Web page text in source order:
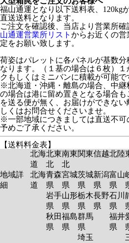
福山通運となり以下送料表、120kg
直送送料となります。
ご注文を確認後、当店より営業所
山通運営業所リスト からお近くの
定をお願い致します。
荷姿はパレットに各パネルが基数
なります。（１基の場合は６枚）
クもしくはミニバンに積載が可能で
※北海道・沖縄・離島の場合、中継
の場合は港に留め置きとなる場合
を送る便が無く、お届けができな
しくはお問合せくださいませ。
※一部地域につきましては直送不可
予めご了承ください。
【送料料金表】
北海
道
北東
北
南東
北
関東信越北陸
地域詳
細
北海
道
青森
県
岩手
県
秋田
県
宮城
県
山形
県
福島
県
茨城
県
栃木
県
群馬
県
埼玉
新潟
県
長野
県
富山
県
石川
県
福井
県